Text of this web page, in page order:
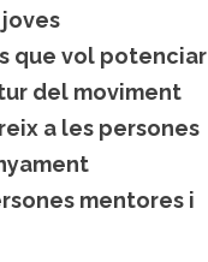
joves
que vol potenciar
del moviment
a les persones
mentores i